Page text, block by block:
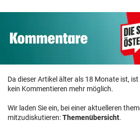
Da dieser Artikel älter als 18 Monate ist,
kein Kommentieren mehr möglich.
Wir laden Sie ein, bei einer aktuelleren
mitzudiskutieren:Themenübersicht.